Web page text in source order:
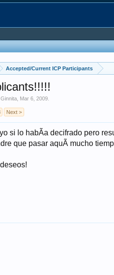
Accepted/Current ICP Participants
Ginnita Mar 6, 2009
Next >
si lo habÃ­a decifrado pero
que pasar aquÃ­ mucho